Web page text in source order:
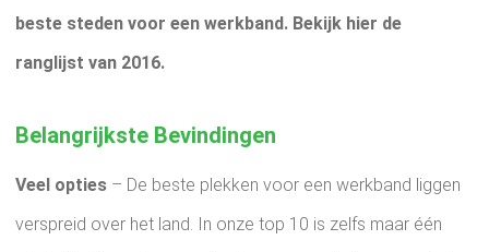
beste steden voor een werkband. Bekijk hier de
ranglijst van 2016.
Belangrijkste Bevindingen
Veel opties – De beste plekken voor een werkband liggen
verspreid over het land. In onze top 10 is zelfs maar één